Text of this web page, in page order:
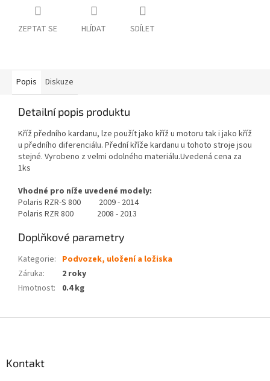
ZEPTAT SE HLÍDAT SDÍLET
Popis Diskuze
Detailní popis produktu
Kříž předního kardanu, lze použít jako kříž u motoru tak i jako kříž
u předního diferenciálu. Přední kříže kardanu u tohoto stroje jsou
stejné. Vyrobeno z velmi odolného materiálu.Uvedená cena za
1ks
Vhodné pro níže uvedené modely:
Polaris RZR-S 800 2009 - 2014
Polaris RZR 800 2008 - 2013
Doplňkové parametry
Kategorie: Podvozek, uložení a ložiska
Záruka:
2 roky
Hmotnost: 0.4 kg
Kontakt